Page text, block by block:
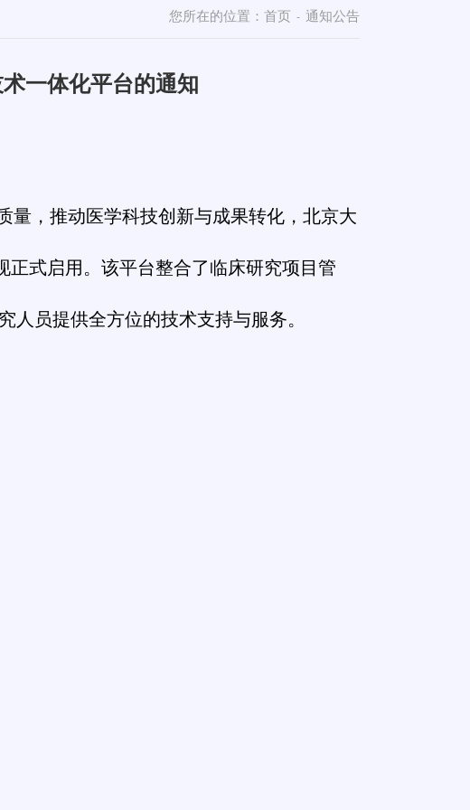
您所在的位置： 首页 - 通知公告
一体化平台的通知
量，推动医学科技创新与成果转化，北京大
式启用。该平台整合了临床研究项目管
员提供全方位的技术支持与服务。